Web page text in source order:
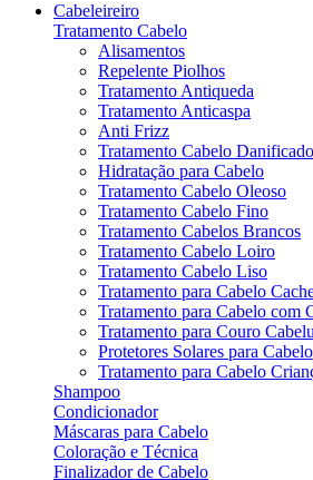
Cabeleireiro
Tratamento Cabelo
Alisamentos
Repelente Piolhos
Tratamento Antiqueda
Tratamento Anticaspa
Anti Frizz
Tratamento Cabelo Danificado
Hidratação para Cabelo
Tratamento Cabelo Oleoso
Tratamento Cabelo Fino
Tratamento Cabelos Brancos
Tratamento Cabelo Loiro
Tratamento Cabelo Liso
Tratamento para Cabelo
Tratamento para Cabelo com
Tratamento para Couro
Protetores Solares para Cabelo
Tratamento para Cabelo
Shampoo
Condicionador
Máscaras para Cabelo
Coloração e Técnica
Finalizador de Cabelo